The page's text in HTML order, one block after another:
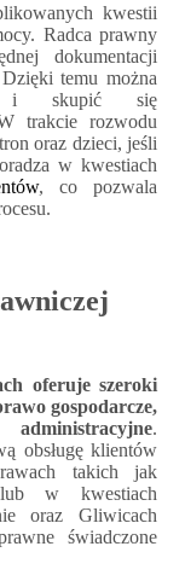
kwestii
Radca prawny
dokumentacji
temu można
i skupić się
trakcie rozwodu
oraz dzieci, jeśli
w kwestiach
, co pozwala
oferuje szeroki
gospodarcze,
.
obsługę klientów
takich jak
w kwestiach
oraz Gliwicach
świadczone